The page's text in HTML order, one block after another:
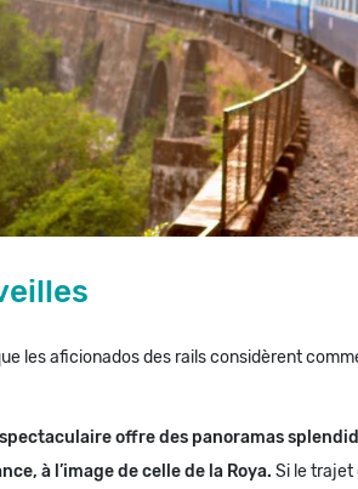
les aficionados des rails considèrent
offre des panoramas
à l’image de celle de la Roya. Si le trajet